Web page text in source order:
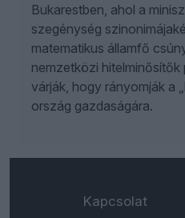
Bukarestben, ahol a
szegénység
matematikus államfő
nemzetközi hitelminősítők
várják, hogy rányomják a
ország gazdaságára.
Kapcsolat